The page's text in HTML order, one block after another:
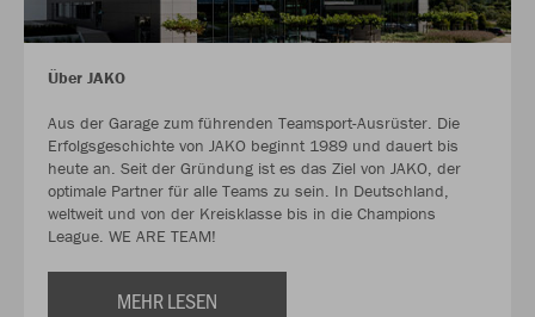
Über JAKO
Aus der Garage zum führenden Teamsport-Ausrüster. Die
Erfolgsgeschichte von JAKO beginnt 1989 und dauert bis
heute an. Seit der Gründung ist es das Ziel von JAKO, der
optimale Partner für alle Teams zu sein. In Deutschland,
weltweit und von der Kreisklasse bis in die Champions
League. WE ARE TEAM!
MEHR LESEN